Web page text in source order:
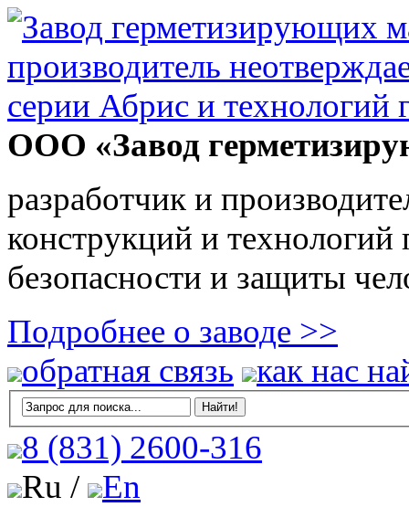
ООО «Завод
разработчик и
конструкций и
безопасности и защиты
Подробнее о заводе >>
обратная связь
как нас
8 (831) 2600-316
Ru /
En